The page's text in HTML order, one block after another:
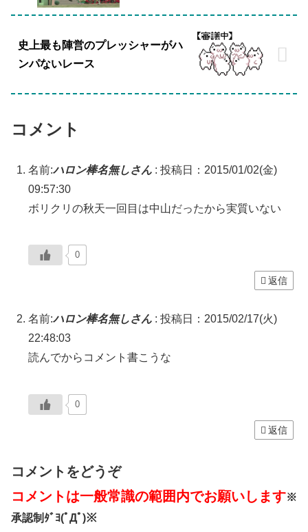
史上最も陣営のプレッシャーがハ
ンパないレース
コメント
名前:ハロン棒名無しさん : 投稿日：2015/01/02(金)
09:57:30
ボリクリの秋天一回目は中山だったから実質いない
0
返信
名前:ハロン棒名無しさん : 投稿日：2015/02/17(火)
22:48:03
読んでからコメント書こうな
0
返信
コメントをどうぞ
コメントは一般常識の範囲内でお願いします※
承認制ﾀﾞﾖ(ﾟДﾟ)※